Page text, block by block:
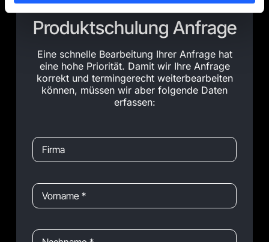
Produktschulung Anfrage
Eine schnelle Bearbeitung Ihrer Anfrage hat
eine hohe Priorität. Damit wir Ihre Anfrage
korrekt und termingerecht weiterbearbeiten
können, müssen wir aber folgende Daten
erfassen: